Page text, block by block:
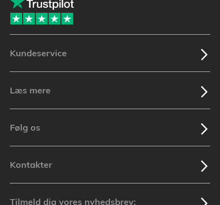
Kundeservice
Læs mere
Følg os
Kontakter
Tilmeld dig vores nyhedsbrev: